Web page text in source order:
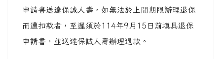
申請書送達保誠人壽，如無法於上開期限辦理退保
而遭扣款者，至遲須於114年9月15日前填具退保
申請書，並送達保誠人壽辦理退款。